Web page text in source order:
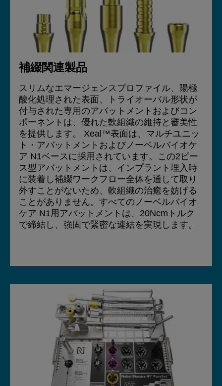
補綴関連製品
スリムなエマージェンスプロファイル、陽極
酸化処理された表面、トライオーバル形状が
付与された専用のアバットメントおよびコン
ポーネントは、優れた軟組織の維持と審美性
を提供します。 Xeal™表面は、マルチユニッ
ト・アバットメントおよびノーベルバイオケ
ア N1ベースに採用されています。この2ピー
ス型アバットメントは、インプラント埋入時
に装着し補綴ワークフロー全体を通して取り
外すことがないため、軟組織の治癒を妨げる
ことがありません。すべてのノーベルバイオ
ケア N1用アバットメントは、20Ncmトルク
で締結し、強固で緊密な連結を実現します。